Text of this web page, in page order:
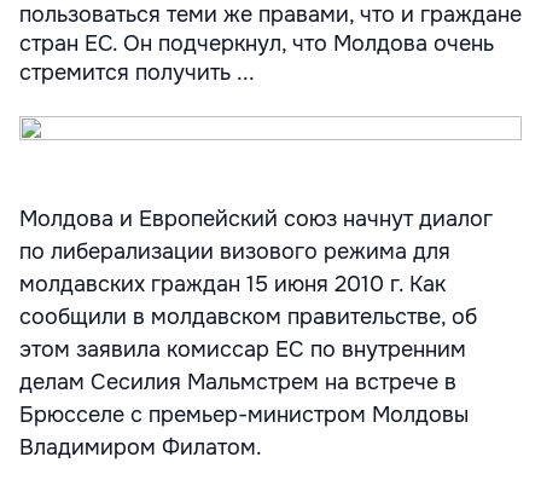
пользоваться теми же правами, что и граждане
стран ЕС. Он подчеркнул, что Молдова очень
стремится получить ...
Молдова и Европейский союз начнут диалог
по либерализации визового режима для
молдавских граждан 15 июня 2010 г. Как
сообщили в молдавском правительстве, об
этом заявила комиссар ЕС по внутренним
делам Сесилия Мальмстрем на встрече в
Брюсселе с премьер-министром Молдовы
Владимиром Филатом.